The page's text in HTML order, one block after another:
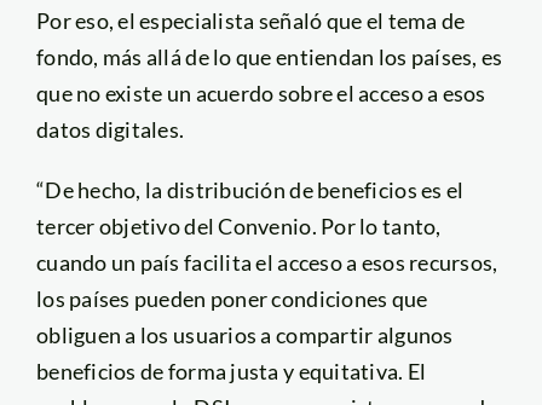
Por eso, el especialista señaló que el tema de
fondo, más allá de lo que entiendan los países, es
que no existe un acuerdo sobre el acceso a esos
datos digitales.
“De hecho, la distribución de beneficios es el
tercer objetivo del Convenio. Por lo tanto,
cuando un país facilita el acceso a esos recursos,
los países pueden poner condiciones que
obliguen a los usuarios a compartir algunos
beneficios de forma justa y equitativa. El